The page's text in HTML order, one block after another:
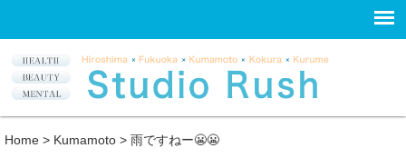
Home > Kumamoto > 雨ですねー😬😬